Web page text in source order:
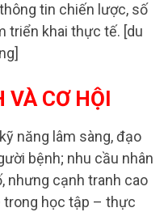
tin chiến lược, số
triển khai thực tế. [du
VÀ CƠ HỘI
năng lâm sàng, đạo
bệnh; nhu cầu nhân
nhưng cạnh tranh cao
trong học tập – thực